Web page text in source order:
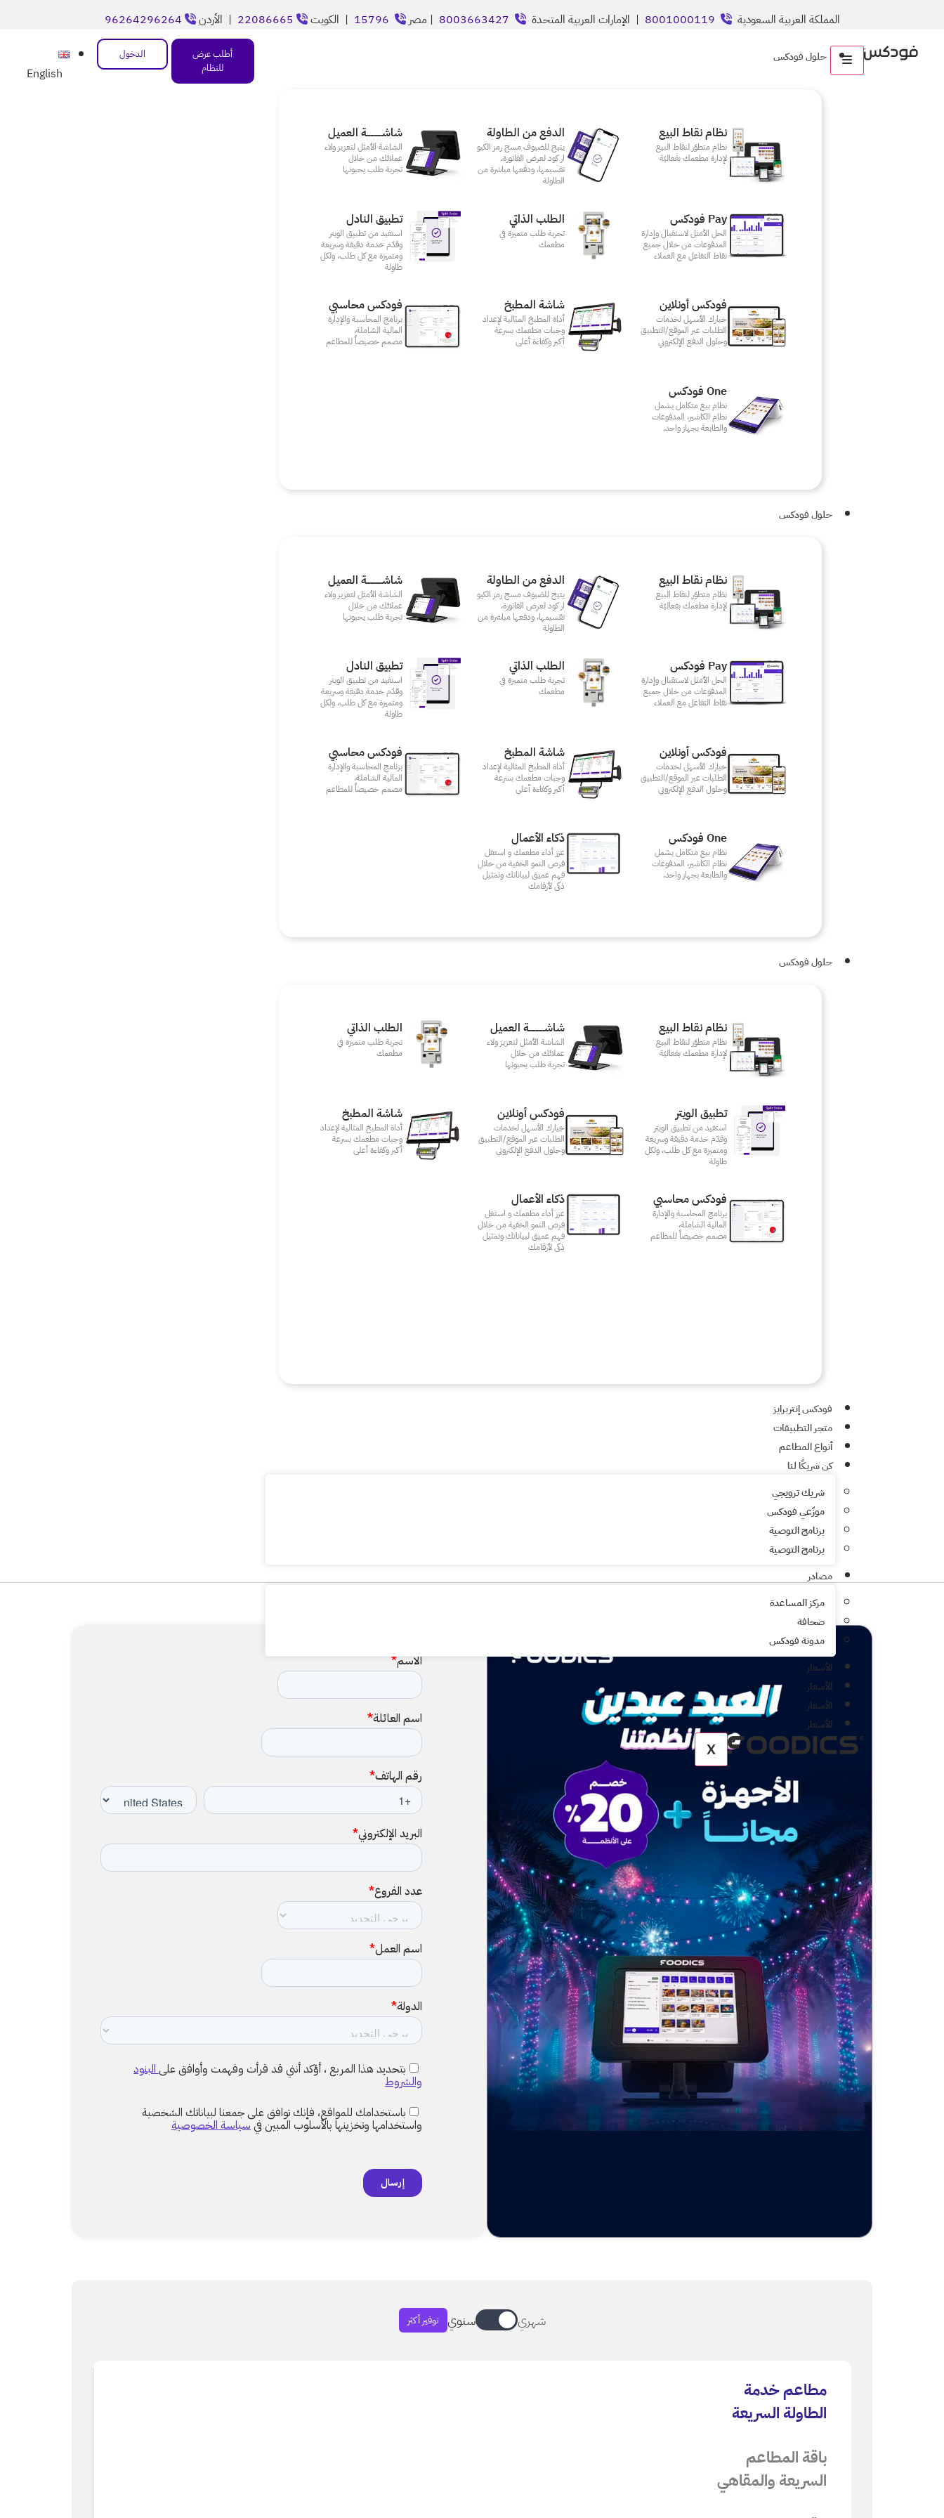
المملكة العربية السعودية 8001000119 | الإمارات العربية المتحدة 8003663427 | مصر 15796 | الكويت | الأردن
حلول فودكس
نظام نقاط البيع
نظام متطوّر لنقاط البيع
لإدارة مطعمك بفعاليّة
الدفع من الطاولة
يتيح للضيوف مسح رمز الكيو
ار كود لعرض الفاتورة،
تقسيمها، ودفعها مباشرة من
الطاولة
شاشـــــــــــة العميل
الشاشة الأمثل لتعزيز ولاء
عملائك من خلال
تجربة طلب يحبونها
Pay فودكس
الحل الأمثل لاستقبال وإدارة
المدفوعات من خلال جميع
نقاط التفاعل مع العملاء
الطلب الذاتي
تجربة طلب متميزة في
مطعمك‎
تطبيق النادل
استفيد من تطبيق الويتر
وقدّم خدمة دقيقة وسريعة
ومتميزة مع كل طلب، ولكل
طاولة
فودكس أونلاين
خيارك الأسهل لخدمات
الطلبات عبر الموقع/التطبيق
وحلول الدفع الإلكتروني
شاشة المطبخ
أداة المطبخ المثالية لإعداد
وجبات مطعمك بسرعة
أكبر وكفاءة أعلى
فودكس محاسبي
برنامج المحاسبة والإدارة
المالية الشاملة،
مصمم خصيصاً للمطاعم
One فودكس
نظام بيع متكامل يشمل
نظام الكاشير، المدفوعات
والطابعة بجهاز واحد.
حلول فودكس
نظام نقاط البيع
نظام متطوّر لنقاط البيع
لإدارة مطعمك بفعاليّة
الدفع من الطاولة
يتيح للضيوف مسح رمز الكيو
ار كود لعرض الفاتورة،
تقسيمها، ودفعها مباشرة من
الطاولة
شاشـــــــــــة العميل
الشاشة الأمثل لتعزيز ولاء
عملائك من خلال
تجربة طلب يحبونها
Pay فودكس
الحل الأمثل لاستقبال وإدارة
المدفوعات من خلال جميع
نقاط التفاعل مع العملاء
الطلب الذاتي
تجربة طلب متميزة في
مطعمك‎
تطبيق النادل
استفيد من تطبيق الويتر
وقدّم خدمة دقيقة وسريعة
ومتميزة مع كل طلب، ولكل
طاولة
فودكس أونلاين
خيارك الأسهل لخدمات
الطلبات عبر الموقع/التطبيق
وحلول الدفع الإلكتروني
شاشة المطبخ
أداة المطبخ المثالية لإعداد
وجبات مطعمك بسرعة
أكبر وكفاءة أعلى
فودكس محاسبي
برنامج المحاسبة والإدارة
المالية الشاملة،
مصمم خصيصاً للمطاعم
One فودكس
نظام بيع متكامل يشمل
نظام الكاشير، المدفوعات
والطابعة بجهاز واحد.
ذكاء الأعمال
عزز أداء مطعمك و استغل
فرص النمو الخفية من خلال
فهم عميق لبياناتك وتمثيل
ذكى لأرقامك
حلول فودكس
نظام نقاط البيع
نظام متطوّر لنقاط البيع
لإدارة مطعمك بفعاليّة
شاشـــــــــــة العميل
الشاشة الأمثل لتعزيز ولاء
عملائك من خلال
تجربة طلب يحبونها
الطلب الذاتي
تجربة طلب متميزة في
مطعمك‎
تطبيق الويتر
استفيد من تطبيق الويتر
وقدّم خدمة دقيقة وسريعة
ومتميزة مع كل طلب، ولكل
طاولة
فودكس أونلاين
خيارك الأسهل لخدمات
الطلبات عبر الموقع/التطبيق
وحلول الدفع الإلكتروني
شاشة المطبخ
أداة المطبخ المثالية لإعداد
وجبات مطعمك بسرعة
أكبر وكفاءة أعلى
فودكس محاسبي
برنامج المحاسبة والإدارة
المالية الشاملة،
مصمم خصيصاً للمطاعم
ذكاء الأعمال
عزز أداء مطعمك و استغل
فرص النمو الخفية من خلال
فهم عميق لبياناتك وتمثيل
ذكى لأرقامك
فودكس إنتربرايز
متجر التطبيقات
أنواع المطاعم
كن شريكًا لنا
شريك ترويجي
موزّعي فودكس
برنامج التوصية
برنامج التوصية
مصادر
مركز المساعدة
صحافة
مدونة فودكس
الأسعار
الأسعار
الأسعار
الأسعار
X
أطلب عرض
للنظام
الدخول
English
شهري سنوي توفير أكثر
مطاعم خدمة
الطاولة السريعة
باقة المطاعم
السريعة والمقاهي